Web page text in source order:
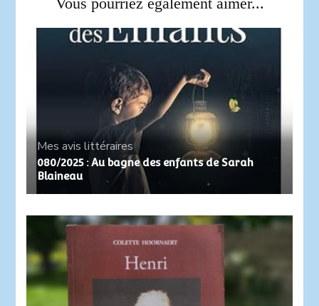
Mes avis littéraires
080/2025 : Au bagne des enfants de Sarah
Blaineau